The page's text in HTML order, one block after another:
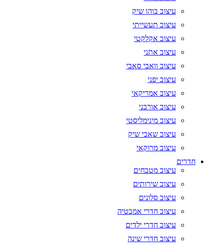
עיצוב בוהו שיק
עיצוב תעשייתי
עיצוב אקלקטי
עיצוב אתני
עיצוב וואבי סאבי
עיצוב יפני
עיצוב אמריקאי
עיצוב אורבני
עיצוב מינימליסטי
עיצוב שאבי שיק
עיצוב מרוקאי
חדרים
עיצוב מטבחים
עיצוב שירותים
עיצוב סלונים
עיצוב חדרי אמבטיה
עיצוב חדרי ילדים
עיצוב חדרי שינה